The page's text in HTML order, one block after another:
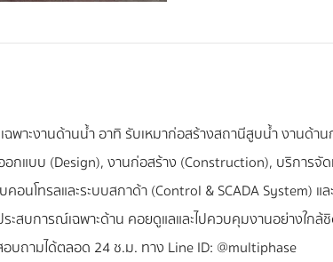
ฉพาะงานด้านน้ำ อาทิ รับเหมาก่อสร้างสถานีสูบน้ำ งานด้
กแบบ (Design), งานก่อสร้าง (Construction), บริการ
นโทรลและระบบสกาด้า (Control & SCADA System)
ะสบการณ์เฉพาะด้าน คอยดูแลและไปควบคุมงานอย่างใ
ถามได้ตลอด 24 ช.ม. ทาง Line ID: @multiphase